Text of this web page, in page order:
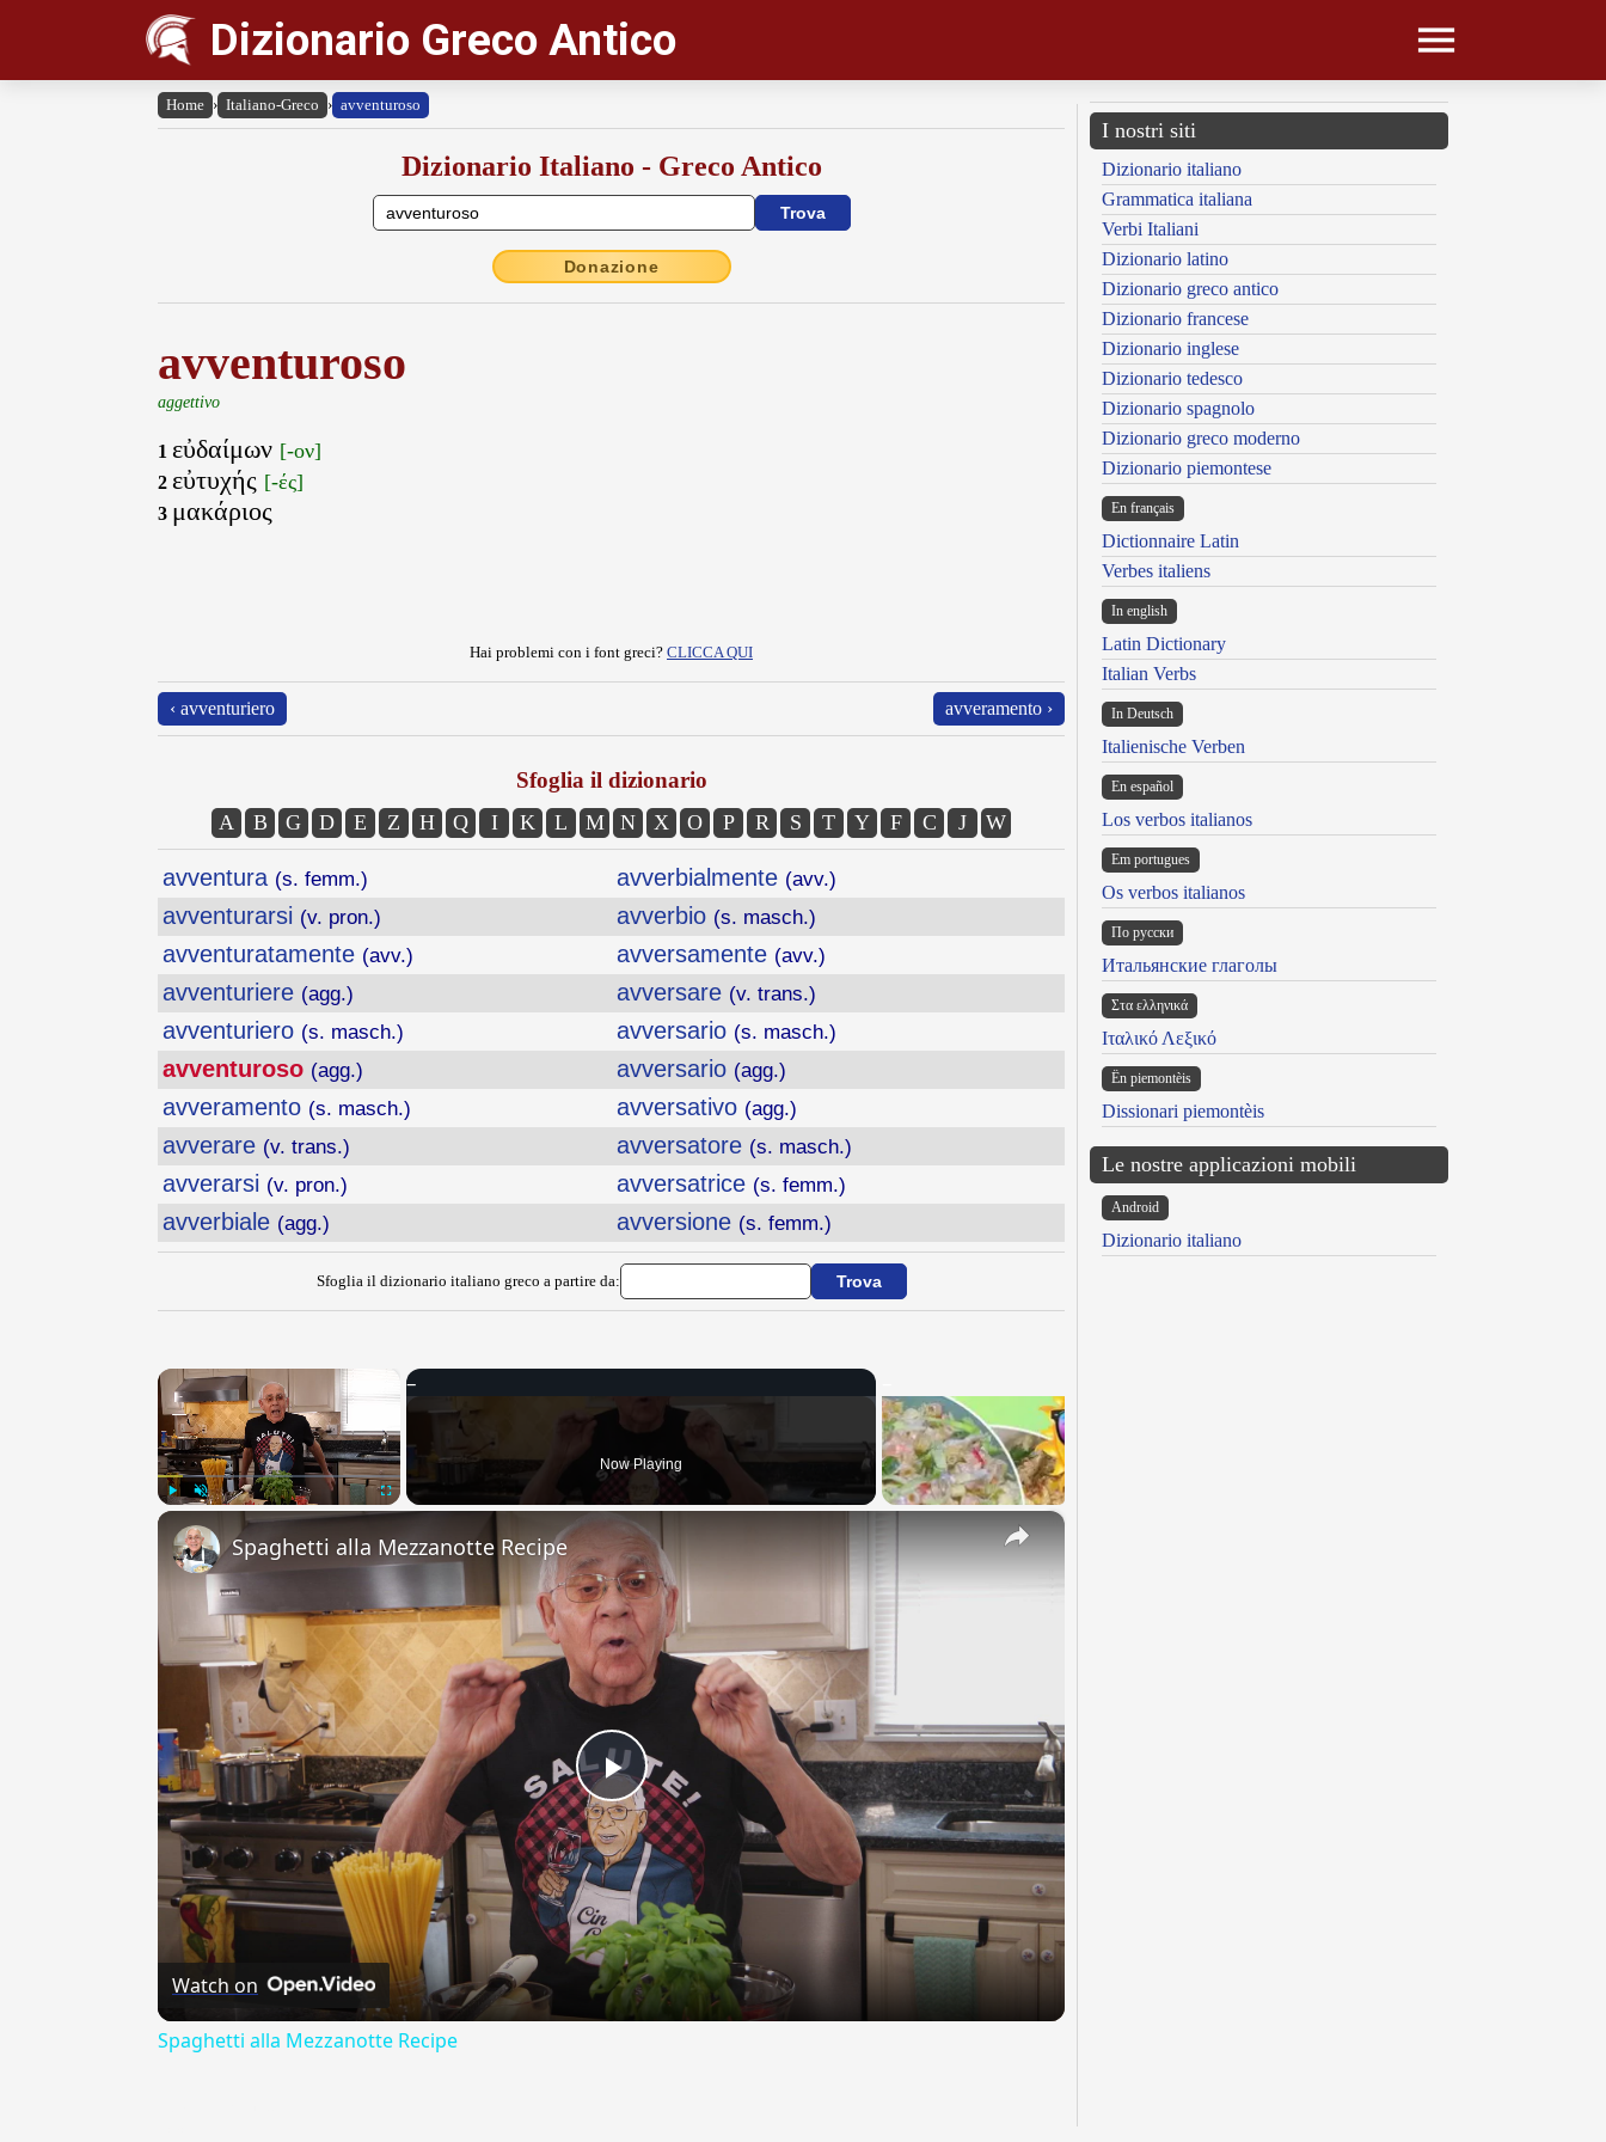
Dizionario Greco Antico
Home › Italiano-Greco › avventuroso
Dizionario Italiano - Greco Antico
Donazione
avventuroso
aggettivo
1 εὐδαίμων [-ον]
2 εὐτυχής [-ές]
3 μακάριος
Hai problemi con i font greci? CLICCA QUI
‹ avventuriero avveramento ›
Sfoglia il dizionario
A B G D E Z H Q I K L M N X O P R S T Y F C J W
avventura (s. femm.)
avventurarsi (v. pron.)
avventuratamente (avv.)
avventuriere (agg.)
avventuriero (s. masch.)
avventuroso (agg.)
avveramento (s. masch.)
avverare (v. trans.)
avverarsi (v. pron.)
avverbiale (agg.)
avverbialmente (avv.)
avverbio (s. masch.)
avversamente (avv.)
avversare (v. trans.)
avversario (s. masch.)
avversario (agg.)
avversativo (agg.)
avversatore (s. masch.)
avversatrice (s. femm.)
avversione (s. femm.)
Sfoglia il dizionario italiano greco a partire da:
Fullscreen
Now Playing
×
Play
Video
Spaghetti alla Mezzanotte Recipe
Watch on
Spaghetti alla Mezzanotte Recipe
I nostri siti
Dizionario italiano
Grammatica italiana
Verbi Italiani
Dizionario latino
Dizionario greco antico
Dizionario francese
Dizionario inglese
Dizionario tedesco
Dizionario spagnolo
Dizionario greco moderno
Dizionario piemontese
En français
Dictionnaire Latin
Verbes italiens
In english
Latin Dictionary
Italian Verbs
In Deutsch
Italienische Verben
En español
Los verbos italianos
Em portugues
Os verbos italianos
По русски
Итальянские глаголы
Στα ελληνικά
Ιταλικό Λεξικό
Ën piemontèis
Dissionari piemontèis
Le nostre applicazioni mobili
Android
Dizionario italiano